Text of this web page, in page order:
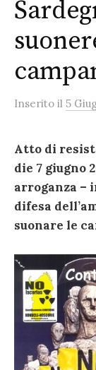
Inserito il 5
Atto di
die 7 giugno
arroganza –
difesa
suonare le